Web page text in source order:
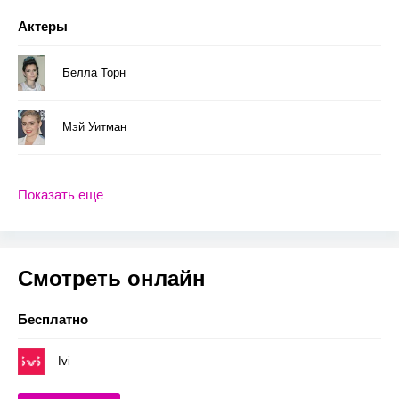
Актеры
Белла Торн
Мэй Уитман
Показать еще
Смотреть онлайн
Бесплатно
Ivi